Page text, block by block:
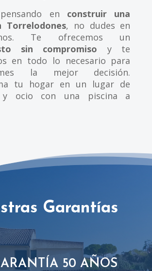
en construir una
Torrelodones, no dudes en
Te ofrecemos un
sin compromiso y te
en todo lo necesario para
la mejor decisión.
tu hogar en un lugar de
y ocio con una piscina a
Garantías
50 AÑOS